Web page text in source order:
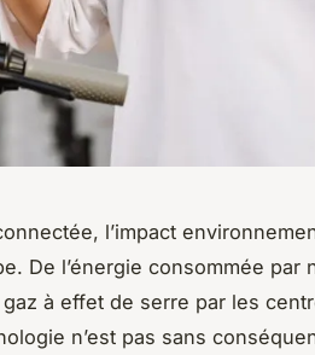
l’impact
De l’énergie consommée par
à effet de serre par les
n’est pas sans